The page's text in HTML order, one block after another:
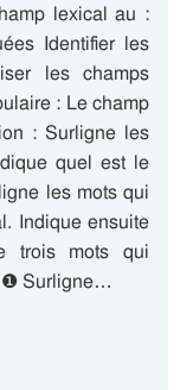
lexical au :
Identifier les
les champs
: Le champ
: Surligne les
quel est le
les mots qui
Indique ensuite
trois mots qui
❶ Surligne…